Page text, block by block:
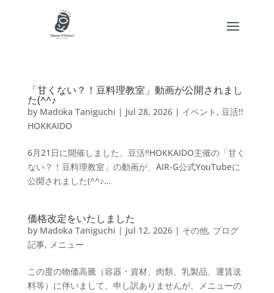
「甘くない？！豆料理教室」動画が公開されまし
た(^^♪
by Madoka Taniguchi | Jul 28, 2026| イベント , 豆活!!
HOKKAIDO
6月21日に開催しました、豆活‼HOKKAIDO主催の「甘く
ない？！豆料理教室」の動画が、AIR-G公式YouTubeに
公開されました(^^♪...
価格改定をいたしました
by Madoka Taniguchi | Jul 12, 2026| その他, ブログ
記事, メニュー
この度の物価高騰（容器・資材、肉類、乳製品、運賃送
料等）に伴いまして、申し訳ありませんが、メニューの